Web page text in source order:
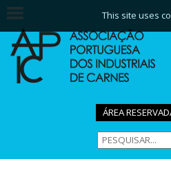
ÁREA
This site uses